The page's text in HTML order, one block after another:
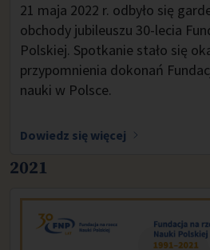
21 maja 2022 r. odbyło się
obchody jubileuszu 30-lecia
Polskiej. Spotkanie stało się
przypomnienia dokonań
nauki w Polsce.
Dowiedz się więcej
2021